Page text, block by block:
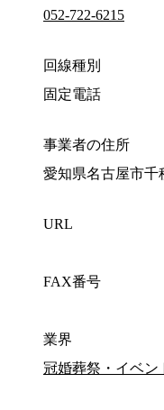
052-722-6215
回線種別
固定電話
事業者の住所
愛知県名古屋市千
URL
FAX番号
業界
冠婚葬祭・イベン